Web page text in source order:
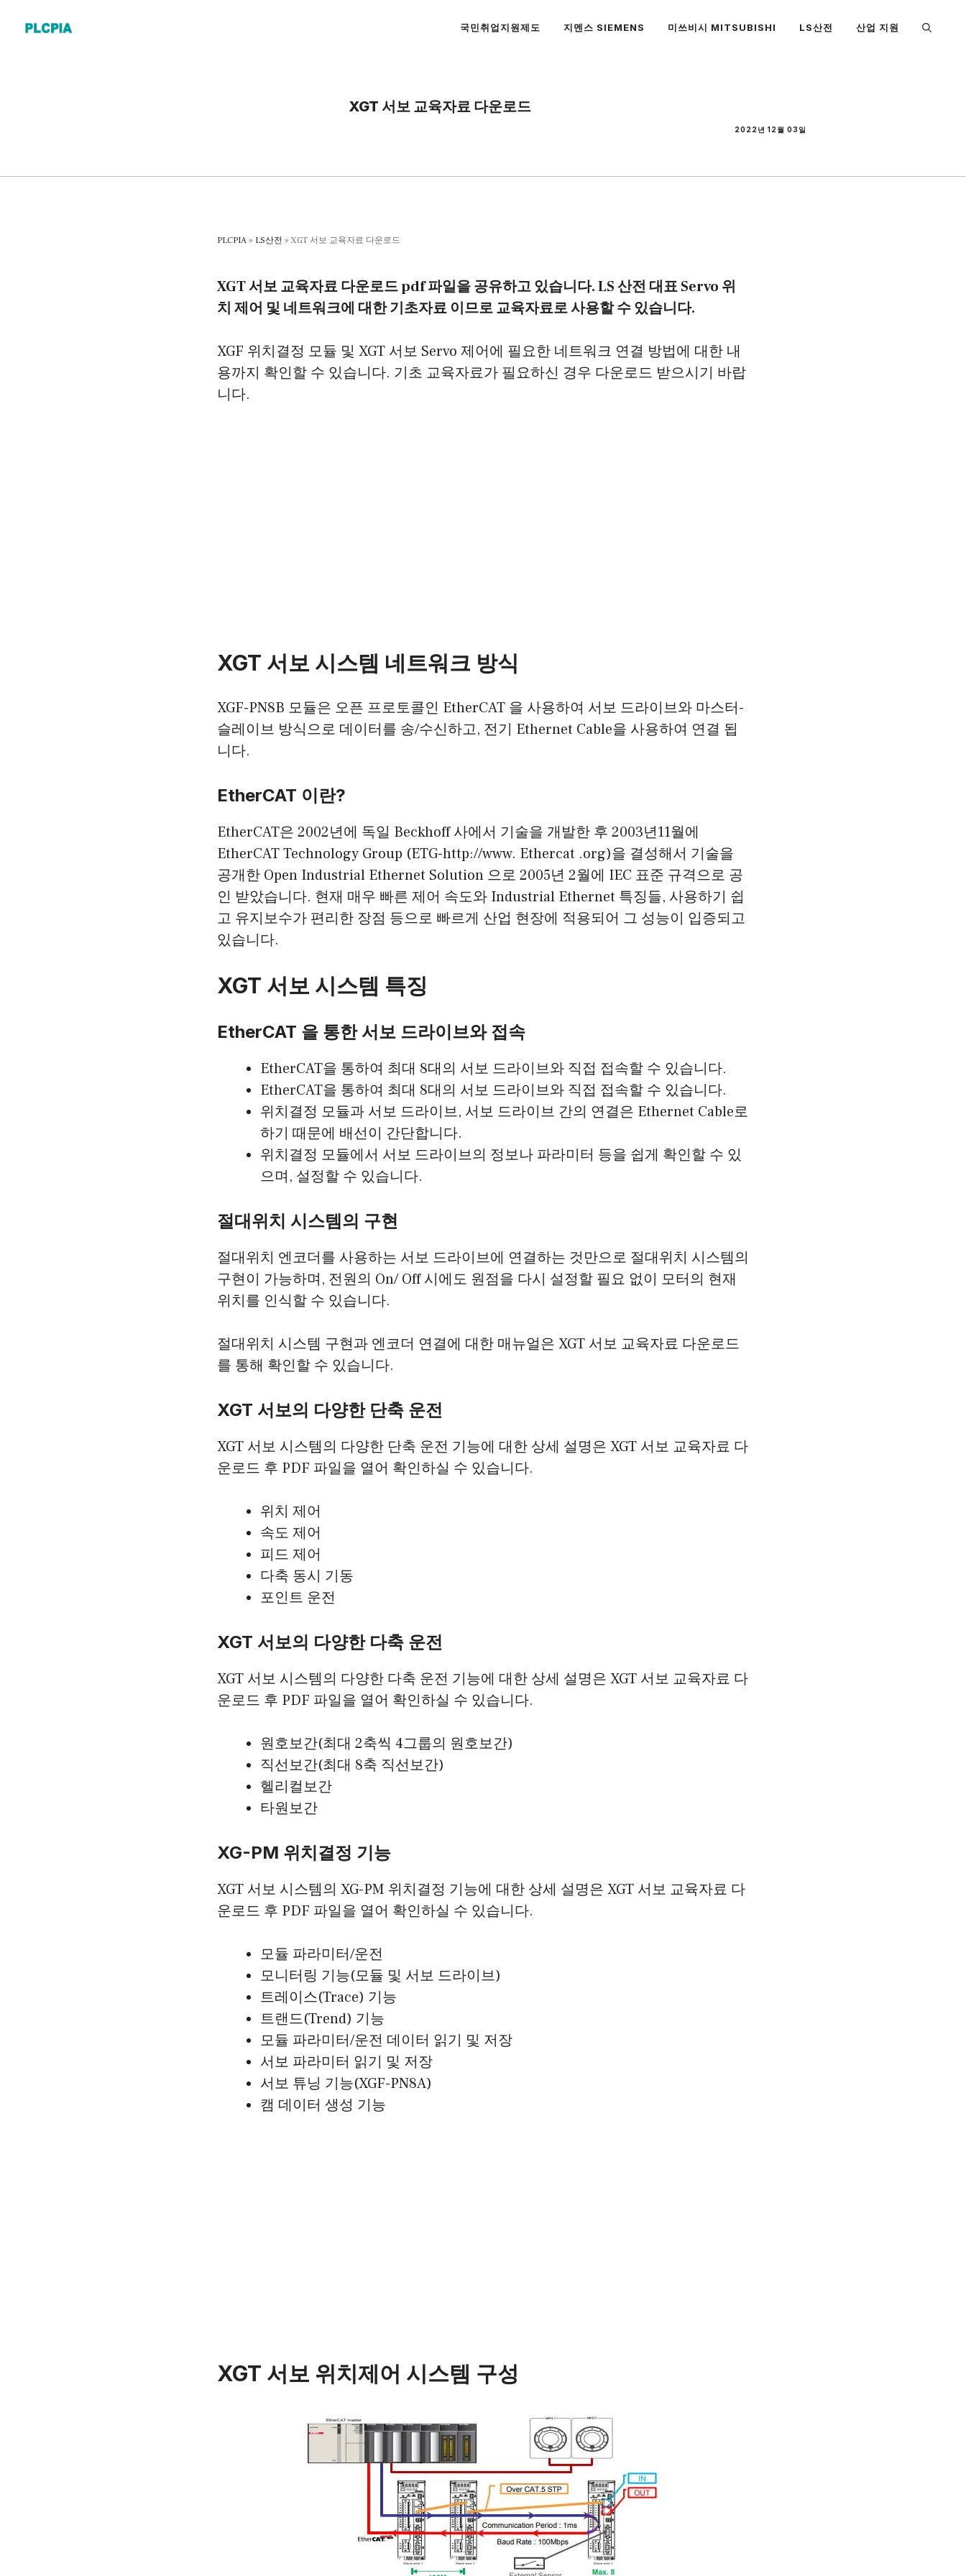
국민취업지원제도 지멘스 SIEMENS 미쓰비시 MITSUBISHI LS산전 산업 지원
XGT 서보 교육자료 다운로드
2022년 12월 03일
PLCPIA » LS산전 » XGT 서보 교육자료 다운로드
XGT 서보 교육자료 다운로드 pdf 파일을 공유하고 있습니다. LS 산전 대표 Servo 위
치 제어 및 네트워크에 대한 기초자료 이므로 교육자료로 사용할 수 있습니다.
XGF 위치결정 모듈 및 XGT 서보 Servo 제어에 필요한 네트워크 연결 방법에 대한 내
용까지 확인할 수 있습니다. 기초 교육자료가 필요하신 경우 다운로드 받으시기 바랍
니다.
XGT 서보 시스템 네트워크 방식
XGF-PN8B 모듈은 오픈 프로토콜인 EtherCAT 을 사용하여 서보 드라이브와 마스터-
슬레이브 방식으로 데이터를 송/수신하고, 전기 Ethernet Cable을 사용하여 연결 됩
니다.
EtherCAT 이란?
EtherCAT은 2002년에 독일 Beckhoff 사에서 기술을 개발한 후 2003년11월에
EtherCAT Technology Group (ETG-http://www. Ethercat .org)을 결성해서 기술을
공개한 Open Industrial Ethernet Solution 으로 2005년 2월에 IEC 표준 규격으로 공
인 받았습니다. 현재 매우 빠른 제어 속도와 Industrial Ethernet 특징들, 사용하기 쉽
고 유지보수가 편리한 장점 등으로 빠르게 산업 현장에 적용되어 그 성능이 입증되고
있습니다.
XGT 서보 시스템 특징
EtherCAT 을 통한 서보 드라이브와 접속
EtherCAT을 통하여 최대 8대의 서보 드라이브와 직접 접속할 수 있습니다.
EtherCAT을 통하여 최대 8대의 서보 드라이브와 직접 접속할 수 있습니다.
위치결정 모듈과 서보 드라이브, 서보 드라이브 간의 연결은 Ethernet Cable로
하기 때문에 배선이 간단합니다.
위치결정 모듈에서 서보 드라이브의 정보나 파라미터 등을 쉽게 확인할 수 있
으며, 설정할 수 있습니다.
절대위치 시스템의 구현
절대위치 엔코더를 사용하는 서보 드라이브에 연결하는 것만으로 절대위치 시스템의
구현이 가능하며, 전원의 On/ Off 시에도 원점을 다시 설정할 필요 없이 모터의 현재
위치를 인식할 수 있습니다.
절대위치 시스템 구현과 엔코더 연결에 대한 매뉴얼은 XGT 서보 교육자료 다운로드
를 통해 확인할 수 있습니다.
XGT 서보의 다양한 단축 운전
XGT 서보 시스템의 다양한 단축 운전 기능에 대한 상세 설명은 XGT 서보 교육자료 다
운로드 후 PDF 파일을 열어 확인하실 수 있습니다.
위치 제어
속도 제어
피드 제어
다축 동시 기동
포인트 운전
XGT 서보의 다양한 다축 운전
XGT 서보 시스템의 다양한 다축 운전 기능에 대한 상세 설명은 XGT 서보 교육자료 다
운로드 후 PDF 파일을 열어 확인하실 수 있습니다.
원호보간(최대 2축씩 4그룹의 원호보간)
직선보간(최대 8축 직선보간)
헬리컬보간
타원보간
XG-PM 위치결정 기능
XGT 서보 시스템의 XG-PM 위치결정 기능에 대한 상세 설명은 XGT 서보 교육자료 다
운로드 후 PDF 파일을 열어 확인하실 수 있습니다.
모듈 파라미터/운전
모니터링 기능(모듈 및 서보 드라이브)
트레이스(Trace) 기능
트랜드(Trend) 기능
모듈 파라미터/운전 데이터 읽기 및 저장
서보 파라미터 읽기 및 저장
서보 튜닝 기능(XGF-PN8A)
캠 데이터 생성 기능
XGT 서보 위치제어 시스템 구성